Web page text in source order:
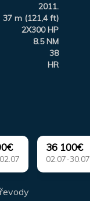
2011.
37 m (121,4 ft)
2X300 HP
8.5 NM
38
HR
36 100€
02.07-30.07